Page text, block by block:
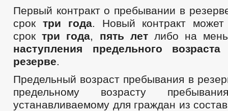
Первый контракт о пребывании в
срок три года. Новый контракт может
сроктри года, пять летлибо на
наступления предельного
резерве.
Предельный возраст пребывания в
предельному возрасту
устанавливаемому для граждан из